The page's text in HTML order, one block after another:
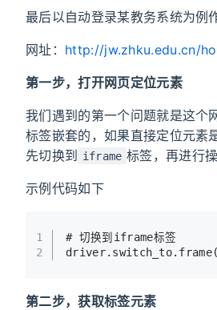
最后以自动登录某教务系统为例
网址： http://jw.zhku.edu.cn/
第一步，打开网页定位元素
我们遇到的第一个问题就是这个
标签嵌套的，如果直接定位元素
先切换到 iframe 标签，再进行操
示例代码如下
1
2
# 切换到iframe标签
第二步，获取标签元素